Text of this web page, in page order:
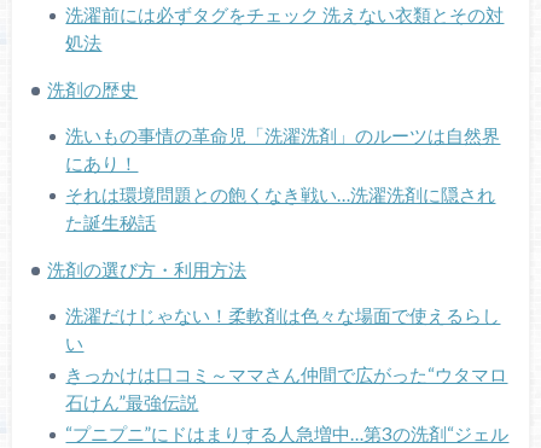
洗濯前には必ずタグをチェック 洗えない衣類とその対
処法
洗剤の歴史
洗いもの事情の革命児「洗濯洗剤」のルーツは自然界
にあり！
それは環境問題との飽くなき戦い…洗濯洗剤に隠され
た誕生秘話
洗剤の選び方・利用方法
洗濯だけじゃない！柔軟剤は色々な場面で使えるらし
い
きっかけは口コミ～ママさん仲間で広がった“ウタマロ
石けん”最強伝説
“プニプニ”にドはまりする人急増中…第3の洗剤“ジェル